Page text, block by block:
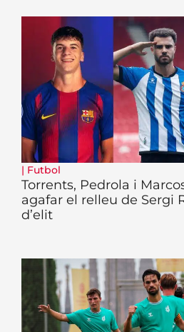
| Futbol
Torrents, Pedrola i
agafar el relleu de Sergi
d’elit